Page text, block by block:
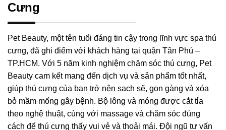
Cưng
Pet Beauty, một tên tuổi đáng tin cậy trong lĩnh vực spa thú
cưng, đã ghi điểm với khách hàng tại quận Tân Phú –
TP.HCM. Với 5 năm kinh nghiệm chăm sóc thú cưng, Pet
Beauty cam kết mang đến dịch vụ và sản phẩm tốt nhất,
giúp thú cưng của bạn trở nên sạch sẽ, gọn gàng và xóa
bỏ mầm mống gây bệnh. Bộ lông và móng được cắt tỉa
theo nghệ thuật, cùng với massage và chăm sóc đúng
cách để thú cưng thấy vui vẻ và thoải mái. Đội ngũ tư vấn